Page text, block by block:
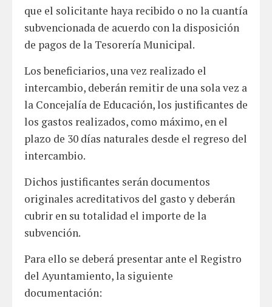
que el solicitante haya recibido o no la cuantía
subvencionada de acuerdo con la disposición
de pagos de la Tesorería Municipal.
Los beneficiarios, una vez realizado el
intercambio, deberán remitir de una sola vez a
la Concejalía de Educación, los justificantes de
los gastos realizados, como máximo, en el
plazo de 30 días naturales desde el regreso del
intercambio.
Dichos justificantes serán documentos
originales acreditativos del gasto y deberán
cubrir en su totalidad el importe de la
subvención.
Para ello se deberá presentar ante el Registro
del Ayuntamiento, la siguiente
documentación: